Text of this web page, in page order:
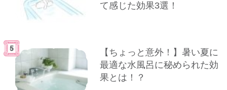
て感じた効果3選！
【ちょっと意外！】暑い夏に
最適な水風呂に秘められた効
果とは！？